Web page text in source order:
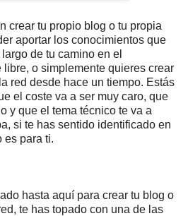
crear tu propio blog o tu propia
aportar los conocimientos que
de tu camino en el
o simplemente quieres crear
red desde hace un tiempo. Estás
el coste va a ser muy caro, que
y que el tema técnico te va a
si te has sentido identificado en
es para ti.
hasta aquí para crear tu blog o
te has topado con una de las